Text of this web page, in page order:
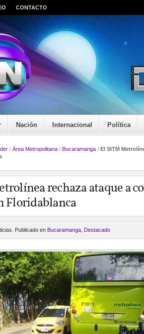
CONTACTO
Nación Internacional Política
/ Área Metropolitana / Bucaramanga / El SITM
rechaza ataque a
Floridablanca
Publicado en Bucaramanga Destacado